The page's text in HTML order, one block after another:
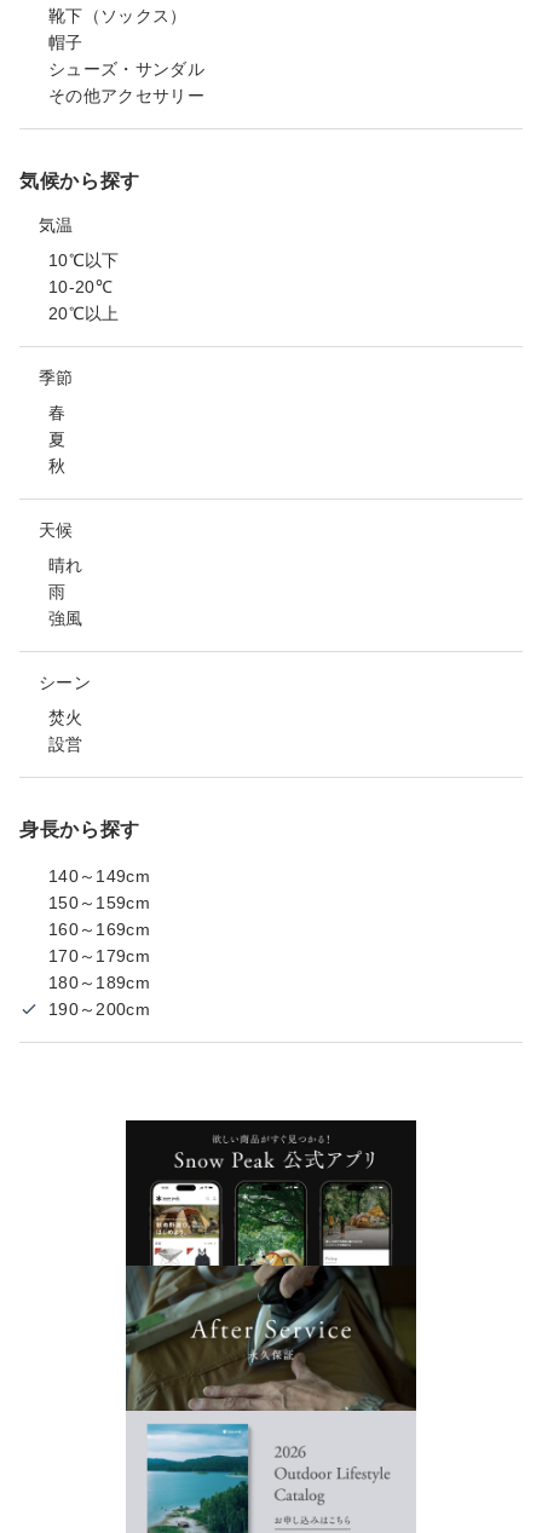
靴下（ソックス）
帽子
シューズ・サンダル
その他アクセサリー
気候から探す
気温
10℃以下
10-20℃
20℃以上
季節
春
夏
秋
天候
晴れ
雨
強風
シーン
焚火
設営
身長から探す
140～149cm
150～159cm
160～169cm
170～179cm
180～189cm
190～200cm